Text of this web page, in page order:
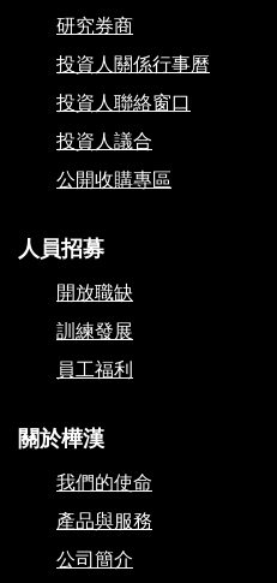
研究券商
投資人關係行事曆
投資人聯絡窗口
投資人議合
公開收購專區
人員招募
開放職缺
訓練發展
員工福利
關於樺漢
我們的使命
產品與服務
公司簡介